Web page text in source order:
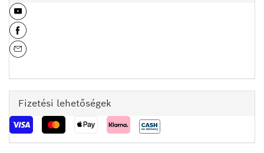
Fizetési lehetőségek